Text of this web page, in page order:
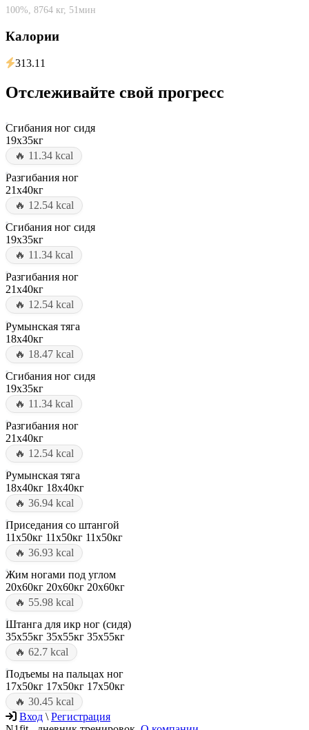
100%, 8764 кг, 51мин
Калории
313.11
Отслеживайте свой прогресс
Сгибания ног сидя
19x35кг
🔥 11.34 kcal
Разгибания ног
21x40кг
🔥 12.54 kcal
Сгибания ног сидя
19x35кг
🔥 11.34 kcal
Разгибания ног
21x40кг
🔥 12.54 kcal
Румынская тяга
18x40кг
🔥 18.47 kcal
Сгибания ног сидя
19x35кг
🔥 11.34 kcal
Разгибания ног
21x40кг
🔥 12.54 kcal
Румынская тяга
18x40кг 18x40кг
🔥 36.94 kcal
Приседания со штангой
11x50кг 11x50кг 11x50кг
🔥 36.93 kcal
Жим ногами под углом
20x60кг 20x60кг 20x60кг
🔥 55.98 kcal
Штанга для икр ног (сидя)
35x55кг 35x55кг 35x55кг
🔥 62.7 kcal
Подъемы на пальцах ног
17x50кг 17x50кг 17x50кг
🔥 30.45 kcal
Вход \Регистрация